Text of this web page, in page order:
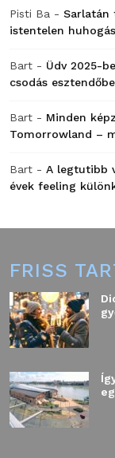
Pisti Ba - Sarlatán
istentelen
Bart - Üdv 2025-
csodás
Bart - Minden
Tomorrowland –
Bart - A legtutibb
évek feeling
FRISS